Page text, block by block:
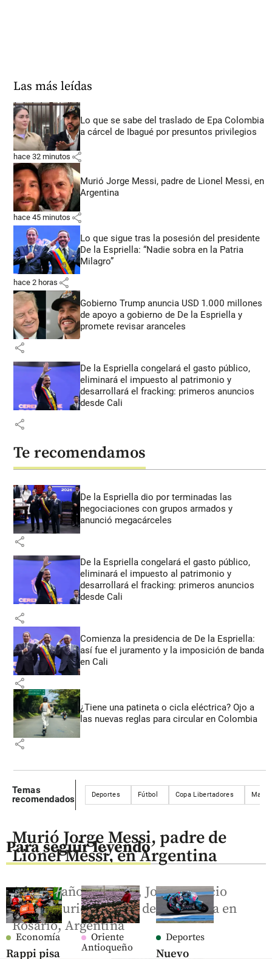
Las más leídas
Lo que se sabe del traslado de Epa Colombia
a cárcel de Ibagué por presuntos privilegios
hace 32 minutos share
Murió Jorge Messi, padre de Lionel Messi, en
Argentina
hace 45 minutos share
Lo que sigue tras la posesión del presidente
De la Espriella: “Nadie sobra en la Patria
Milagro”
hace 2 horas share
Gobierno Trump anuncia USD 1.000 millones
de apoyo a gobierno de De la Espriella y
promete revisar aranceles
share
De la Espriella congelará el gasto público,
eliminará el impuesto al patrimonio y
desarrollará el fracking: primeros anuncios
desde Cali
share
Te recomendamos
De la Espriella dio por terminadas las
negociaciones con grupos armados y
anunció megacárceles
share
De la Espriella congelará el gasto público,
eliminará el impuesto al patrimonio y
desarrollará el fracking: primeros anuncios
desde Cali
share
Comienza la presidencia de De la Espriella:
así fue el juramento y la imposición de banda
en Cali
share
¿Tiene una patineta o cicla eléctrica? Ojo a
las nuevas reglas para circular en Colombia
share
Temas
recomendados
Deportes Fútbol Copa Libertadores
Para seguir leyendo
Economía
Rappi pisa
Oriente
Antioqueño
Deportes
Nuevo
Murió Jorge Messi, padre de
Lionel Messi, en Argentina
A los 68 años de edad, Jorge Horacio
Messi murió rodeado de su familia en
Rosario, Argentina